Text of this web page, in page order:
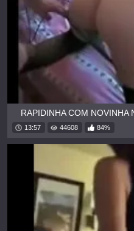
RAPIDINHA COM NOVINHA
13:57 44608 84%